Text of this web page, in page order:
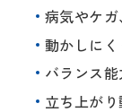
病気やケ
動かしに
バランス
立ち上が